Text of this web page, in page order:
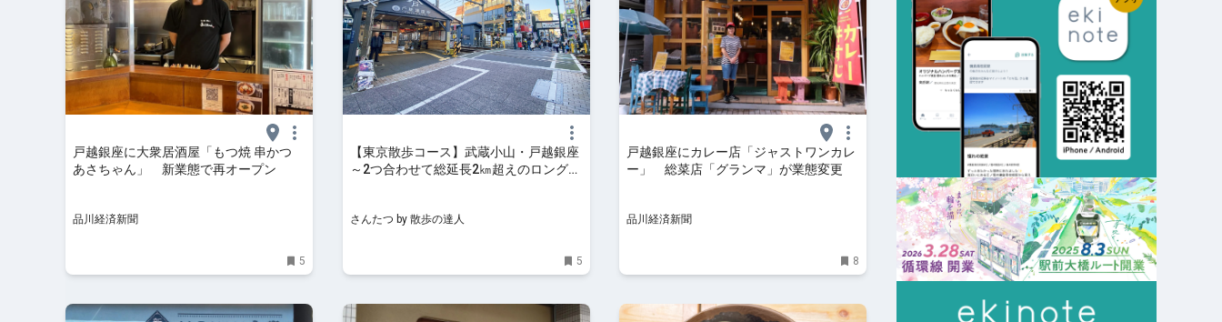
戸越銀座に大衆居酒屋「もつ焼 串かつ
あさちゃん」 新業態で再オープン
品川経済新聞
5
【東京散歩コース】武蔵小山・戸越銀座
～2つ合わせて総延長2㎞超えのロング商
さんたつ by 散歩の達人
5
戸越銀座にカレー店「ジャストワンカレ
ー」 総菜店「グランマ」が業態変更
品川経済新聞
8